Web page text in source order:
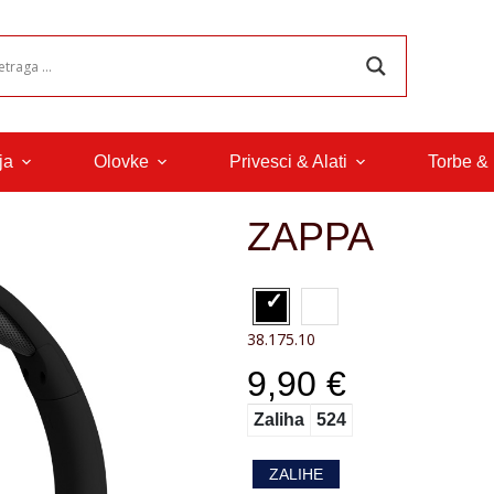
Olovke Privesci & Alati Torbe &
ZAPPA
38.175.10
9,90 €
Zaliha 524
ZALIHE